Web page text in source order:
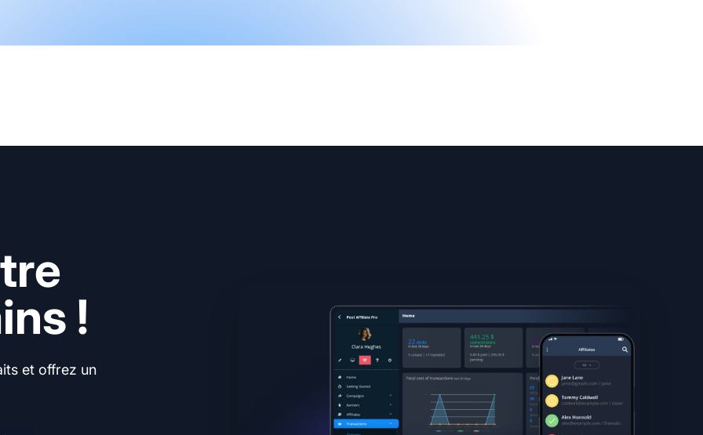
!
et offrez un